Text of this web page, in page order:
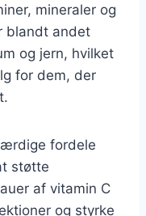
mineraler og
blandt andet
og jern, hvilket
for dem, der
fordele
støtte
af vitamin C
og styrke